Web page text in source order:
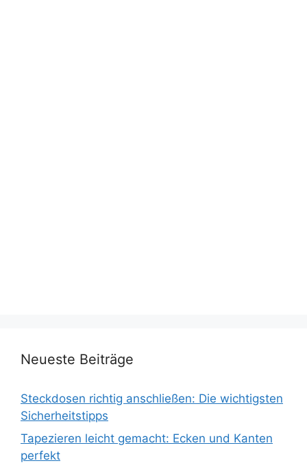
Neueste Beiträge
Steckdosen richtig anschließen: Die wichtigsten
Sicherheitstipps
Tapezieren leicht gemacht: Ecken und Kanten
perfekt